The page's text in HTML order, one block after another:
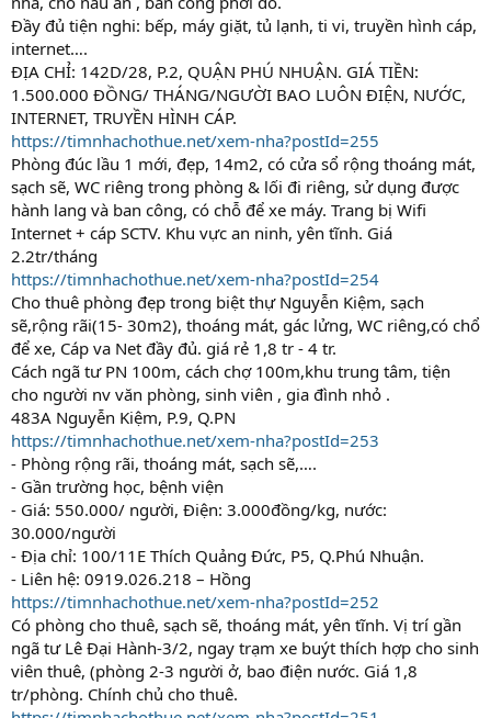
Đầy đủ tiện nghi: bếp, máy giặt, tủ lạnh, ti vi, truyền hình cáp,
internet….
ĐỊA CHỈ: 142D/28, P.2, QUẬN PHÚ NHUẬN. GIÁ TIỀN:
1.500.000 ĐỒNG/ THÁNG/NGƯỜI BAO LUÔN ĐIỆN, NƯỚC,
INTERNET, TRUYỀN HÌNH CÁP.
https://timnhachothue.net/xem-nha?postId=255
Phòng đúc lầu 1 mới, đẹp, 14m2, có cửa sổ rộng thoáng mát,
sạch sẽ, WC riêng trong phòng & lối đi riêng, sử dụng được
hành lang và ban công, có chỗ để xe máy. Trang bị Wifi
Internet + cáp SCTV. Khu vực an ninh, yên tĩnh. Giá
2.2tr/tháng
https://timnhachothue.net/xem-nha?postId=254
Cho thuê phòng đẹp trong biệt thự Nguyễn Kiệm, sạch
sẽ,rộng rãi(15- 30m2), thoáng mát, gác lửng, WC riêng,có chổ
để xe, Cáp va Net đầy đủ. giá rẻ 1,8 tr - 4 tr.
Cách ngã tư PN 100m, cách chợ 100m,khu trung tâm, tiện
cho người nv văn phòng, sinh viên , gia đình nhỏ .
483A Nguyễn Kiệm, P.9, Q.PN
https://timnhachothue.net/xem-nha?postId=253
- Phòng rộng rãi, thoáng mát, sạch sẽ,….
- Gần trường học, bệnh viện
- Giá: 550.000/ người, Điện: 3.000đồng/kg, nước:
30.000/người
- Địa chỉ: 100/11E Thích Quảng Đức, P5, Q.Phú Nhuận.
- Liên hệ: 0919.026.218 – Hồng
https://timnhachothue.net/xem-nha?postId=252
Có phòng cho thuê, sạch sẽ, thoáng mát, yên tĩnh. Vị trí gần
ngã tư Lê Đại Hành-3/2, ngay trạm xe buýt thích hợp cho sinh
viên thuê, (phòng 2-3 người ở, bao điện nước. Giá 1,8
tr/phòng. Chính chủ cho thuê.